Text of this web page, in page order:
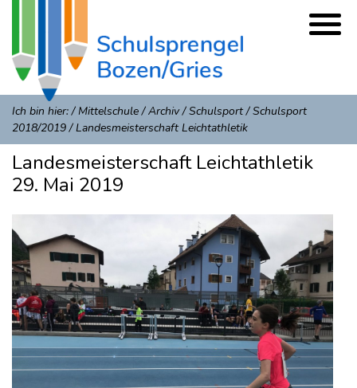
Ich bin hier:/Mittelschule/Archiv/Schulsport/Schulsport
2018/2019/Landesmeisterschaft Leichtathletik
Landesmeisterschaft Leichtathletik
29. Mai 2019